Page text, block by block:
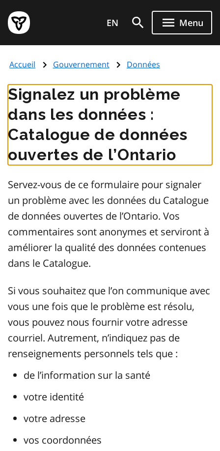
au
contenu
principal
Page
d'accueil
de
EN Menu
Accueil Gouvernement Données
Signalez un problème
dans les données :
Catalogue de données
ouvertes de l’Ontario
Servez-vous de ce formulaire pour signaler
un problème avec les données du Catalogue
de données ouvertes de l’Ontario. Vos
commentaires sont anonymes et serviront à
améliorer la qualité des données contenues
dans le Catalogue.
Si vous souhaitez que l’on communique avec
vous une fois que le problème est résolu,
vous pouvez nous fournir votre adresse
courriel. Autrement, n’indiquez pas de
renseignements personnels tels que :
de l’information sur la santé
votre identité
votre adresse
vos coordonnées